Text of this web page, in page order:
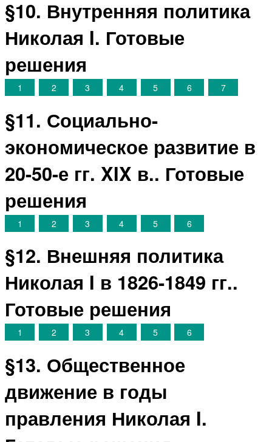
§10. Внутренняя политика
Николая I. Готовые
решения
1 2 3 4 5 6 7
§11. Социально-
экономическое развитие в
20-50-е гг. XIX в.. Готовые
решения
1 2 3 4 5 6
§12. Внешняя политика
Николая I в 1826-1849 гг..
Готовые решения
1 2 3 4 5 6
§13. Общественное
движение в годы
правления Николая I.